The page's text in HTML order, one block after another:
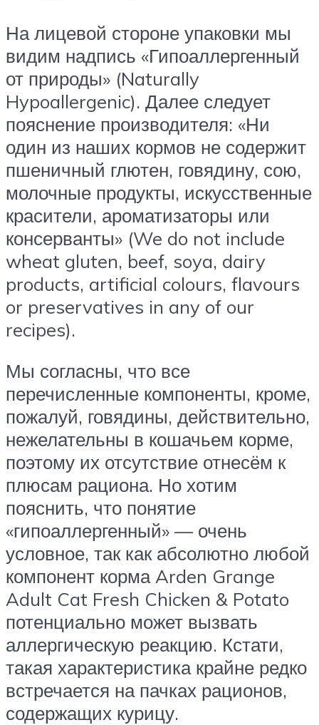
На лицевой стороне упаковки мы
видим надпись «Гипоаллергенный
от природы» (Naturally
Hypoallergenic). Далее следует
пояснение производителя: «Ни
один из наших кормов не содержит
пшеничный глютен, говядину, сою,
молочные продукты, искусственные
красители, ароматизаторы или
консерванты» (We do not include
wheat gluten, beef, soya, dairy
products, artificial colours, flavours
or preservatives in any of our
recipes).
Мы согласны, что все
перечисленные компоненты, кроме,
пожалуй, говядины, действительно,
нежелательны в кошачьем корме,
поэтому их отсутствие отнесём к
плюсам рациона. Но хотим
пояснить, что понятие
«гипоаллергенный» — очень
условное, так как абсолютно любой
компонент корма Arden Grange
Adult Cat Fresh Chicken & Potato
потенциально может вызвать
аллергическую реакцию. Кстати,
такая характеристика крайне редко
встречается на пачках рационов,
содержащих курицу.